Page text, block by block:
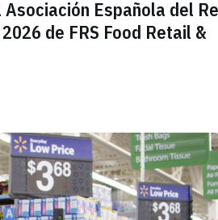
Española del
de FRS Food Retail &